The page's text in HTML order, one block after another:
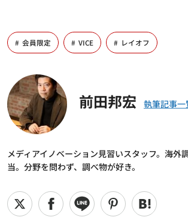
会員限定 VICE レイオフ
前田邦宏
メディアイノベーション見習いスタッフ。海外
当。分野を問わず、調べ物が好き。